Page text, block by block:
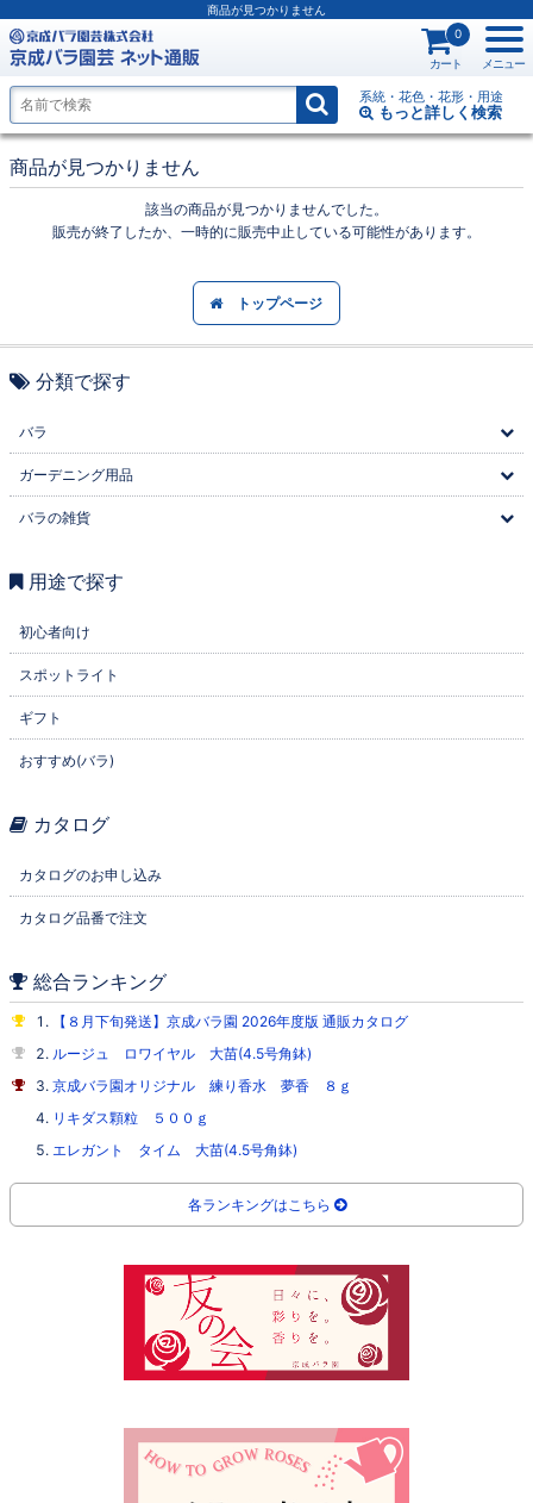
商品が見つかりません
系統・花色・花形・用途
もっと詳しく検索
カート
0
メニュー
商品が見つかりません
該当の商品が見つかりませんでした。
販売が終了したか、一時的に販売中止している可能性があります。
トップページ
分類で探す
バラ
ガーデニング用品
バラの雑貨
用途で探す
初心者向け
スポットライト
ギフト
おすすめ(バラ)
カタログ
カタログのお申し込み
カタログ品番で注文
総合ランキング
【８月下旬発送】京成バラ園 2026年度版 通販カタログ
ルージュ ロワイヤル 大苗(4.5号角鉢)
京成バラ園オリジナル 練り香水 夢香 ８ｇ
リキダス顆粒 ５００ｇ
エレガント タイム 大苗(4.5号角鉢)
各ランキングはこちら